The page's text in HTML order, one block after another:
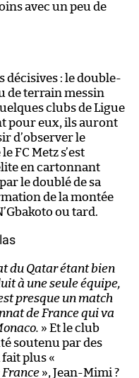
avec un peu de
décisives : le double-
de terrain messin
clubs de Ligue
pour eux, ils auront
d’observer le
FC Metz s’est
en cartonnant
le doublé de sa
de la montée
ou tard.
du Qatar étant bien
à une seule équipe,
presque un match
de France qui va
» Et le club
soutenu par des
plus «
», Jean-Mimi ?